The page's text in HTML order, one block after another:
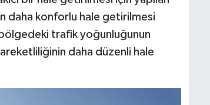
daha konforlu hale getirilmesi
trafik yoğunluğunun
daha düzenli hale